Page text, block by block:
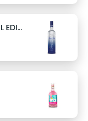
ВОДКА СИЛВЪР ХИЛС SPECIAL EDITION 1Л